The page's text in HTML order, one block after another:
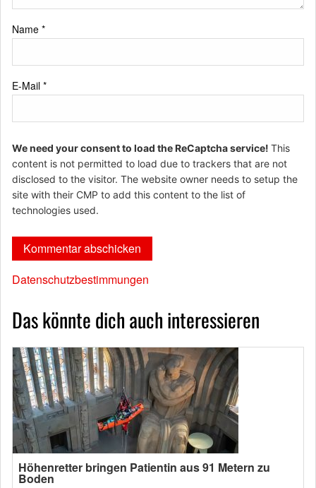
Name *
E-Mail *
We need your consent to load the ReCaptcha service! This
content is not permitted to load due to trackers that are not
disclosed to the visitor. The website owner needs to setup the
site with their CMP to add this content to the list of
technologies used.
Datenschutzbestimmungen
Das könnte dich auch interessieren
Höhenretter bringen Patientin aus 91 Metern zu
Boden